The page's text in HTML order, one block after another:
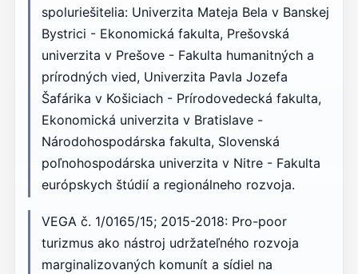
spoluriešitelia: Univerzita Mateja Bela v Banskej
Bystrici - Ekonomická fakulta, Prešovská
univerzita v Prešove - Fakulta humanitných a
prírodných vied, Univerzita Pavla Jozefa
Šafárika v Košiciach - Prírodovedecká fakulta,
Ekonomická univerzita v Bratislave -
Národohospodárska fakulta, Slovenská
poľnohospodárska univerzita v Nitre - Fakulta
európskych štúdií a regionálneho rozvoja.
VEGA č. 1/0165/15; 2015-2018: Pro-poor
turizmus ako nástroj udržateľného rozvoja
marginalizovaných komunít a sídiel na